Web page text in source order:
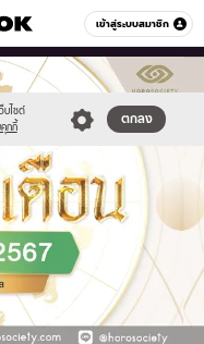
เข้าสู่ระบบสมาชิก
หมวดอื่นๆ
บไซต์
คุกกี้
ตกลง